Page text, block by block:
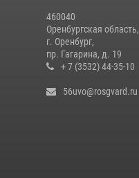
460040
Оренбургская область,
г. Оренбург,
пр. Гагарина, д. 19
+ 7 (3532) 44-35-10
56uvo@rosgvard.ru